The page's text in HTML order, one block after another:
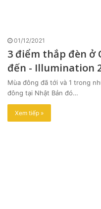
01/12/2021
3 điểm thắp đèn ở
đến - Illumination
Mùa đông đã tới và 1 trong
đông tại Nhật Bản đó…
Xem tiếp »